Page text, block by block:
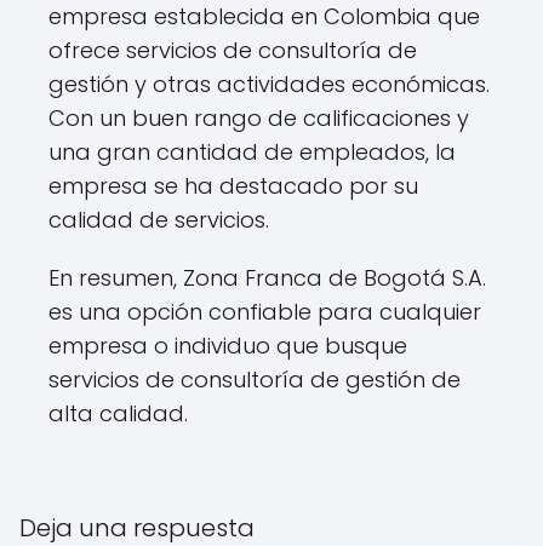
empresa establecida en Colombia que
ofrece servicios de consultoría de
gestión y otras actividades económicas.
Con un buen rango de calificaciones y
una gran cantidad de empleados, la
empresa se ha destacado por su
calidad de servicios.
En resumen, Zona Franca de Bogotá S.A.
es una opción confiable para cualquier
empresa o individuo que busque
servicios de consultoría de gestión de
alta calidad.
Deja una respuesta